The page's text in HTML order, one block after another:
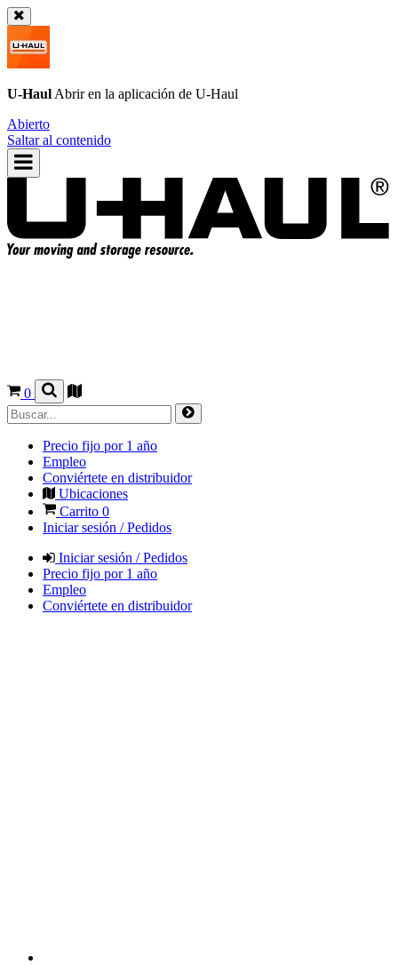
U-Haul Abrir en la aplicación de U-Haul
Abierto
Saltar al contenido
0
Precio fijo por 1 año
Empleo
Conviértete en distribuidor
Ubicaciones
Carrito 0
Iniciar sesión / Pedidos
Iniciar sesión / Pedidos
Precio fijo por 1 año
Empleo
Conviértete en distribuidor